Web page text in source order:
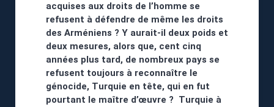
acquises aux droits de l’homme se
refusent à défendre de même les droits
des Arméniens ? Y aurait-il deux poids et
deux mesures, alors que, cent cinq
années plus tard, de nombreux pays se
refusent toujours à reconnaître le
génocide, Turquie en tête, qui en fut
pourtant le maître d’œuvre ? Turquie à